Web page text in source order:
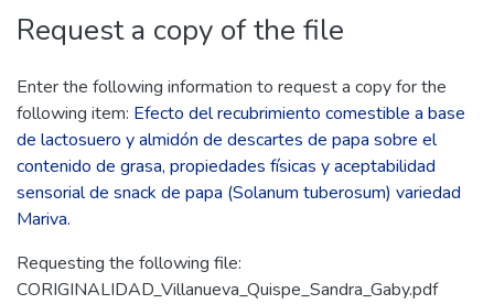
Request a copy of the file
Enter the following information to request a copy for the
following item: Efecto del recubrimiento comestible a base
de lactosuero y almidón de descartes de papa sobre el
contenido de grasa, propiedades físicas y aceptabilidad
sensorial de snack de papa (Solanum tuberosum) variedad
Mariva.
Requesting the following file:
CORIGINALIDAD_Villanueva_Quispe_Sandra_Gaby.pdf